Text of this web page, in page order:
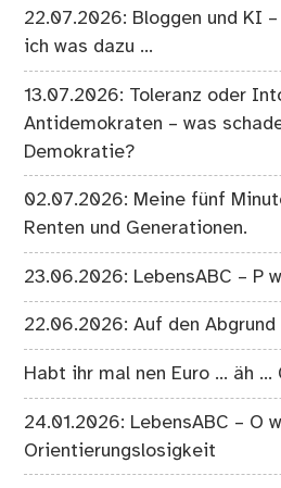
22.07.2026: Bloggen und KI
ich was dazu …
13.07.2026: Toleranz oder
Antidemokraten – was
Demokratie?
02.07.2026: Meine fünf
Renten und Generationen.
23.06.2026: LebensABC – P
22.06.2026: Auf den
Habt ihr mal nen Euro … äh …
24.01.2026: LebensABC – O
Orientierungslosigkeit